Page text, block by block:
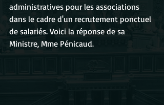
administratives pour les associations
dans le cadre d'un recrutement ponctuel
de salariés. Voici la réponse de sa
Ministre, Mme Pénicaud.